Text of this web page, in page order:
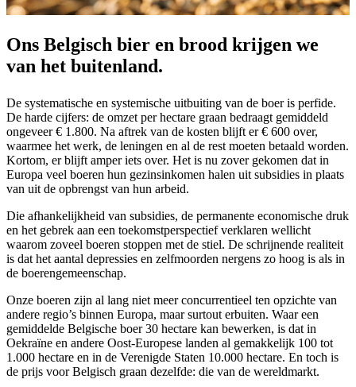
Ons Belgisch bier en brood krijgen we
van het buitenland.
De systematische en systemische uitbuiting van de boer is perfide.
De harde cijfers: de omzet per hectare graan bedraagt gemiddeld
ongeveer € 1.800. Na aftrek van de kosten blijft er € 600 over,
waarmee het werk, de leningen en al de rest moeten betaald worden.
Kortom, er blijft amper iets over. Het is nu zover gekomen dat in
Europa veel boeren hun gezinsinkomen halen uit subsidies in plaats
van uit de opbrengst van hun arbeid.
Die afhankelijkheid van subsidies, de permanente economische druk
en het gebrek aan een toekomstperspectief verklaren wellicht
waarom zoveel boeren stoppen met de stiel. De schrijnende realiteit
is dat het aantal depressies en zelfmoorden nergens zo hoog is als in
de boerengemeenschap.
Onze boeren zijn al lang niet meer concurrentieel ten opzichte van
andere regio’s binnen Europa, maar surtout erbuiten. Waar een
gemiddelde Belgische boer 30 hectare kan bewerken, is dat in
Oekraïne en andere Oost-Europese landen al gemakkelijk 100 tot
1.000 hectare en in de Verenigde Staten 10.000 hectare. En toch is
de prijs voor Belgisch graan dezelfde: die van de wereldmarkt.